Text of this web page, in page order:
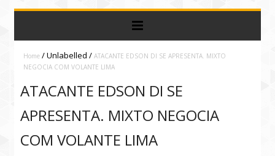
Home /Unlabelled/ ATACANTE EDSON DI SE APRESENTA. MIXTO
NEGOCIA COM VOLANTE LIMA
ATACANTE EDSON DI SE
APRESENTA. MIXTO NEGOCIA
COM VOLANTE LIMA